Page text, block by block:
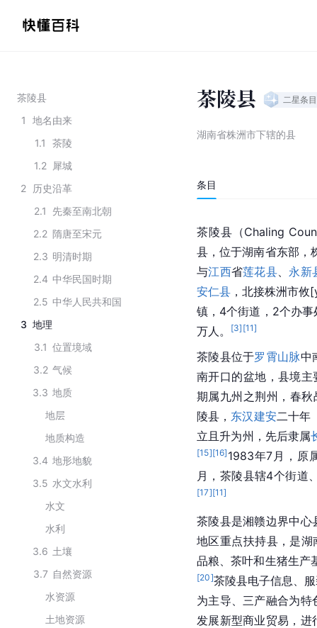
茶陵县
1
地名由来
1.1
茶陵
1.2 犀城
2
历史沿革
2.1
先秦至南北朝
2.2 隋唐至宋元
2.3 明清时期
2.4 中华民国时期
2.5 中华人民共和国
3 地理
3.1 位置境域
3.2 气候
3.3 地质
地层
地质构造
3.4 地形地貌
3.5 水文水利
水文
水利
3.6 土壤
3.7 自然资源
水资源
土地资源
茶陵县 二星条目
湖南省株洲市下辖的县
条目
茶陵县（Chaling
县，位于湖南省东部，
与江西省莲花县
永新
安仁县 ，北接株洲市
镇，4个街道，2个办
万人。
[3] [11]
茶陵县位于罗霄山脉中
南开口的盆地，县境
期属九州之荆州，春
陵县， 东汉建安二十年
立且升为州，先后隶属
[15][16] 1983年7月，原
月，茶陵县辖4个街道
[17][11]
茶陵县是湘赣边界中
地区重点扶持县，是
品粮、茶叶和生猪生产
[20]茶陵县电子信息、
为主导、三产融合为特
发展新型商业贸易，